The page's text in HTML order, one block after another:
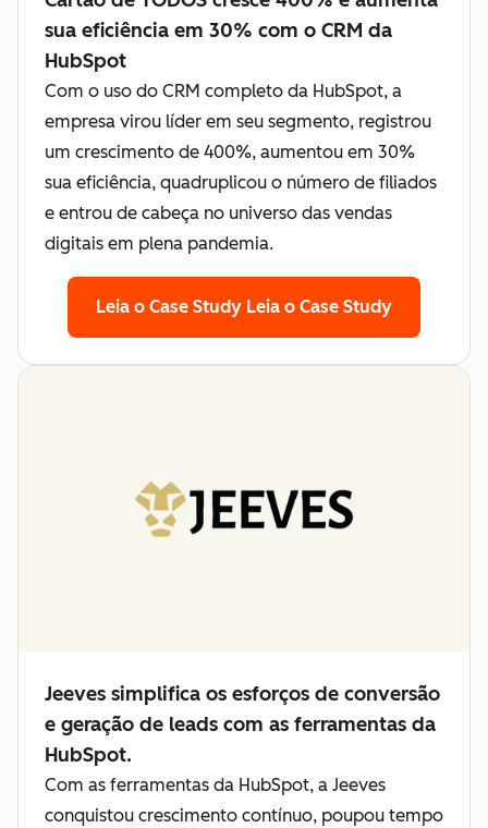
sua eficiência em 30% com o CRM da
HubSpot
Com o uso do CRM completo da HubSpot, a
empresa virou líder em seu segmento, registrou
um crescimento de 400%, aumentou em 30%
sua eficiência, quadruplicou o número de filiados
e entrou de cabeça no universo das vendas
digitais em plena pandemia.
Leia o Case Study Leia o Case Study
Jeeves simplifica os esforços de conversão
e geração de leads com as ferramentas da
HubSpot.
Com as ferramentas da HubSpot, a Jeeves
conquistou crescimento contínuo, poupou tempo